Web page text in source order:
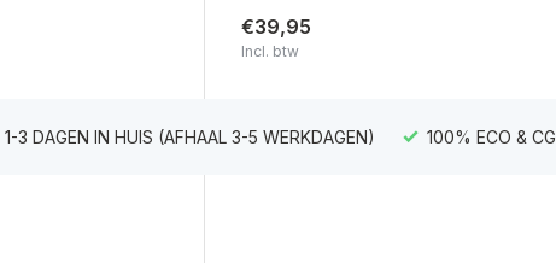
€39,95
Incl. btw
1-3 DAGEN IN HUIS (AFHAAL 3-5 WERKDAGEN) 100% ECO & CG